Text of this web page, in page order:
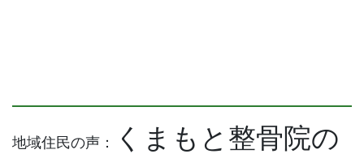
地域住民の声：
くまもと整骨院の